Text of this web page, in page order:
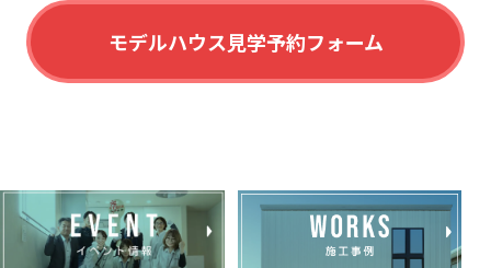
モデルハウス見学予約フォーム